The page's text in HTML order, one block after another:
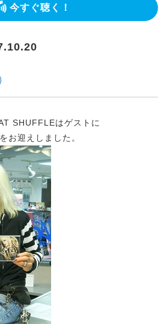
今すぐ聴く！
SHUFFLEはゲストに
お迎えしました。